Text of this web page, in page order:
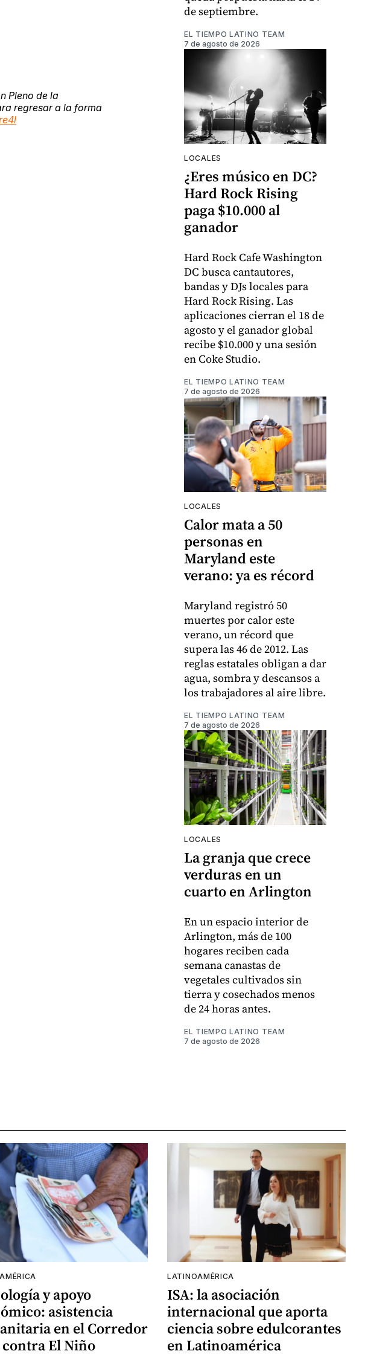
Pleno de la
regresar a la forma
de septiembre.
EL TIEMPO LATINO TEAM
7 de agosto de 2026
LOCALES
¿Eres músico en DC?
Hard Rock Rising
paga $10.000 al
ganador
Hard Rock Cafe Washington
DC busca cantautores,
bandas y DJs locales para
Hard Rock Rising. Las
aplicaciones cierran el 18 de
agosto y el ganador global
recibe $10.000 y una sesión
en Coke Studio.
EL TIEMPO LATINO TEAM
7 de agosto de 2026
LOCALES
Calor mata a 50
personas en
Maryland este
verano: ya es récord
Maryland registró 50
muertes por calor este
verano, un récord que
supera las 46 de 2012. Las
reglas estatales obligan a dar
agua, sombra y descansos a
los trabajadores al aire libre.
EL TIEMPO LATINO TEAM
7 de agosto de 2026
LOCALES
La granja que crece
verduras en un
cuarto en Arlington
En un espacio interior de
Arlington, más de 100
hogares reciben cada
semana canastas de
vegetales cultivados sin
tierra y cosechados menos
de 24 horas antes.
EL TIEMPO LATINO TEAM
7 de agosto de 2026
y apoyo
asistencia
en el Corredor
contra El Niño
LATINOAMÉRICA
ISA: la asociación
internacional que aporta
ciencia sobre edulcorantes
en Latinoamérica